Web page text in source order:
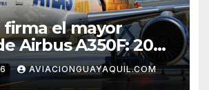
firma el mayor
Airbus A350F: 20
de última
AVIACIONGUAYAQUIL.COM